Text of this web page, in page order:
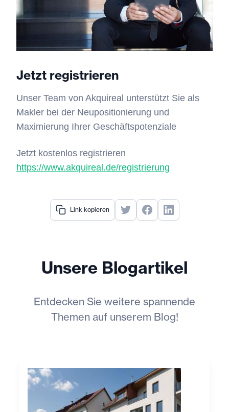
Jetzt registrieren
Unser Team von Akquireal unterstützt Sie als
Makler bei der Neupositionierung und
Maximierung Ihrer Geschäftspotenziale
Jetzt kostenlos registrieren
https://www.akquireal.de/registrierung
Link kopieren
Unsere Blogartikel
Entdecken Sie weitere spannende
Themen auf unserem Blog!